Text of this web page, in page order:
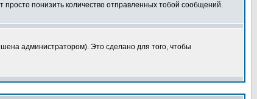
понизить количество отправленных тобой сообщений.
администратором). Это сделано для того, чтобы